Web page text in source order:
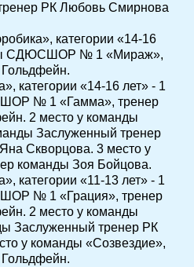
РК Любовь Смирнова
категории «14-16
СДЮСШОР № 1 «Мираж»,
категории «14-16 лет» - 1
№ 1 «Гамма», тренер
2 место у команды
Заслуженный тренер
Скворцова. 3 место у
команды Зоя Бойцова.
категории «11-13 лет» - 1
№ 1 «Грация», тренер
2 место у команды
Заслуженный тренер РК
у команды «Созвездие»,